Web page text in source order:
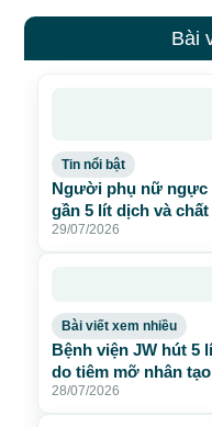
Bài
Tin nổi bật
Người phụ nữ ngực
gần 5 lít dịch và
tạo
29/07/2026
Bài viết xem nhiều
Bệnh viện JW hút 5
do tiêm mỡ nhân tạo
28/07/2026